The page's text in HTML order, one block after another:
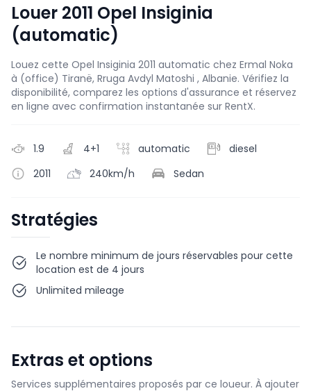
Louer 2011 Opel Insiginia
(automatic)
Louez cette Opel Insiginia 2011 automatic chez Ermal Noka
à (office) Tiranë, Rruga Avdyl Matoshi , Albanie. Vérifiez la
disponibilité, comparez les options d'assurance et réservez
en ligne avec confirmation instantanée sur RentX.
1.9 4+1 automatic
diesel
2011
240km/h Sedan
Stratégies
Le nombre minimum de jours réservables pour cette
location est de 4 jours
Unlimited mileage
Extras et options
Services supplémentaires proposés par ce loueur. À ajouter